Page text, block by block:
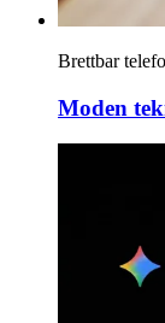
Brettbar
Moden